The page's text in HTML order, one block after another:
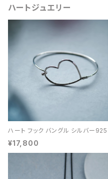
ハートジュエリー
ハート フック バングル シルバー925
¥17,800